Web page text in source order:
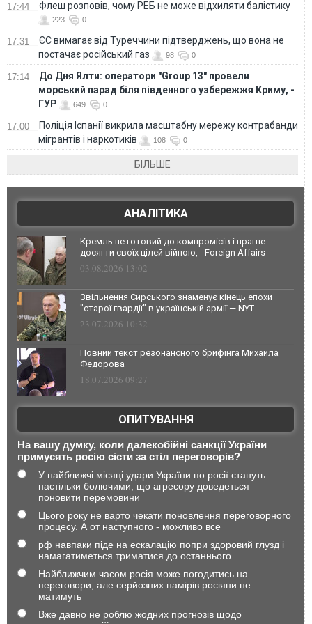
17:44 Флеш розповів, чому РЕБ не може відхиляти балістику
223 0
17:31
ЄС вимагає від Туреччини підтверджень, що вона не
постачає російський газ
98 0
17:14
До Дня Ялти: оператори "Group 13" провели
морський парад біля південного узбережжя Криму, -
ГУР
649 0
17:00
Поліція Іспанії викрила масштабну мережу контрабанди
мігрантів і наркотиків
108 0
БІЛЬШЕ
АНАЛІТИКА
Кремль не готовий до компромісів і прагне
досягти своїх цілей війною, - Foreign Affairs
03.08.2026 13:02
Звільнення Сирського знаменує кінець епохи
"старої гвардії" в українській армії — NYT
23.07.2026 10:32
Повний текст резонансного брифінга Михайла
Федорова
18.07.2026 09:27
ОПИТУВАННЯ
На вашу думку, коли далекобійні санкції України
примусять росію сісти за стіл переговорів?
У найближчі місяці удари України по росії стануть
настільки болючими, що агресору доведеться
поновити перемовини
Цього року не варто чекати поновлення переговорного
процесу. А от наступного - можливо все
рф навпаки піде на ескалацію попри здоровий глузд і
намагатиметься триматися до останнього
Найближчим часом росія може погодитись на
переговори, але серйозних намірів росіяни не
матимуть
Вже давно не роблю жодних прогнозів щодо